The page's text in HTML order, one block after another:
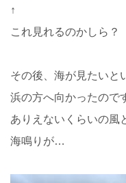
↑
これ見れるのかしら？
その後、海が見たいと
浜の方へ向かったので
ありえないくらいの風
海鳴りが…